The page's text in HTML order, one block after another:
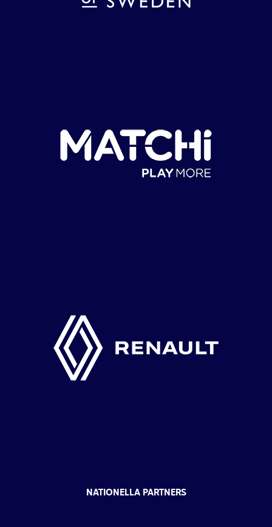
NATIONELLA PARTNERS